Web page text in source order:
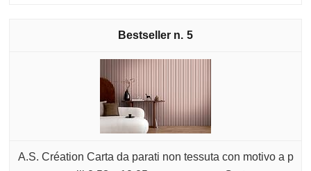
5
A.S. Création Carta da parati non tessuta con motivo a p